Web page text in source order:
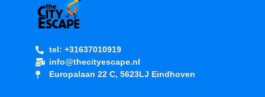
tel: +31637010919
info@thecityescape.nl
Europalaan 22 C, 5623LJ Eindhoven